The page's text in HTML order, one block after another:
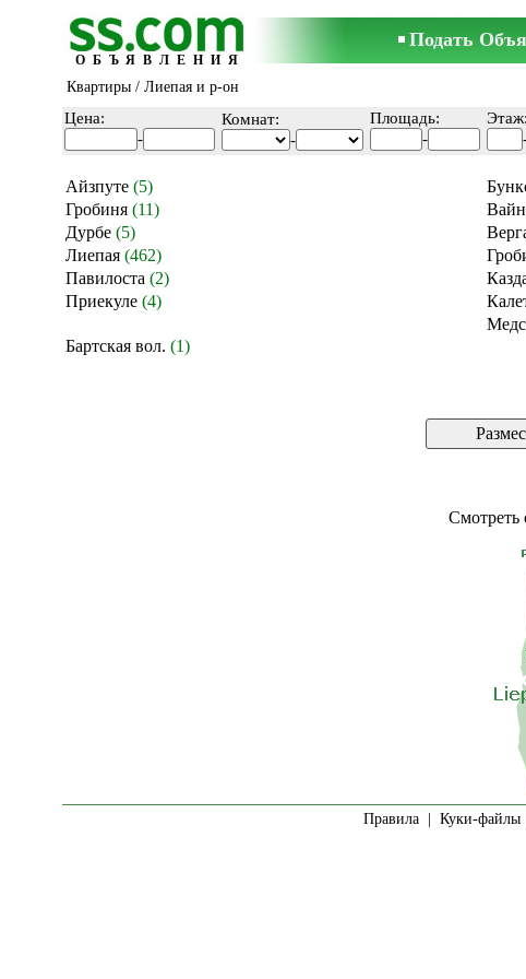
ОБЪЯВЛЕНИЯ
Подать
Квартиры / Лиепая и р-он
Цена:
-
Комнат:
-
Площадь:
-
Этаж:
Айзпуте (5)
Гробиня (11)
Дурбе (5)
Лиепая (462)
Павилоста (2)
Приекуле (4)
Бартская вол. (1)
Смотреть
Правила| Куки-файлы